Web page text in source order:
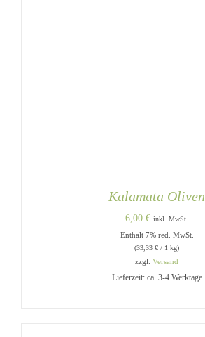
Kalamata Oliven
6,00 € inkl. MwSt.
Enthält 7% red. MwSt.
(33,33 € / 1 kg)
zzgl. Versand
Lieferzeit: ca. 3-4 Werktage